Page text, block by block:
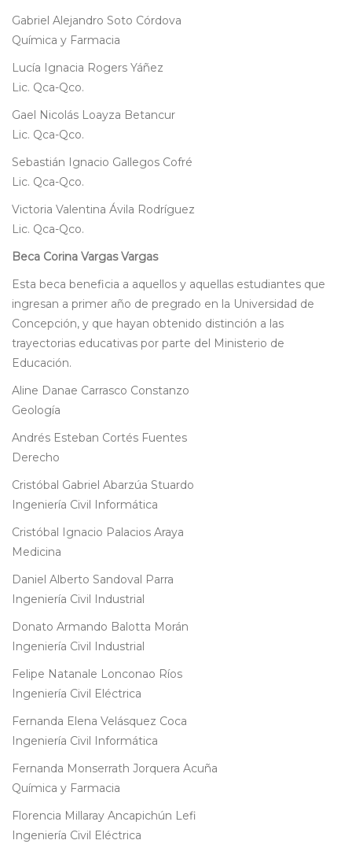
Gabriel Alejandro Soto Córdova
Química y Farmacia
Lucía Ignacia Rogers Yáñez
Lic. Qca-Qco.
Gael Nicolás Loayza Betancur
Lic. Qca-Qco.
Sebastián Ignacio Gallegos Cofré
Lic. Qca-Qco.
Victoria Valentina Ávila Rodríguez
Lic. Qca-Qco.
Beca Corina Vargas Vargas
Esta beca beneficia a aquellos y aquellas estudiantes que
ingresan a primer año de pregrado en la Universidad de
Concepción, y que hayan obtenido distinción a las
trayectorias educativas por parte del Ministerio de
Educación.
Aline Danae Carrasco Constanzo
Geología
Andrés Esteban Cortés Fuentes
Derecho
Cristóbal Gabriel Abarzúa Stuardo
Ingeniería Civil Informática
Cristóbal Ignacio Palacios Araya
Medicina
Daniel Alberto Sandoval Parra
Ingeniería Civil Industrial
Donato Armando Balotta Morán
Ingeniería Civil Industrial
Felipe Natanale Lonconao Ríos
Ingeniería Civil Eléctrica
Fernanda Elena Velásquez Coca
Ingeniería Civil Informática
Fernanda Monserrath Jorquera Acuña
Química y Farmacia
Florencia Millaray Ancapichún Lefi
Ingeniería Civil Eléctrica